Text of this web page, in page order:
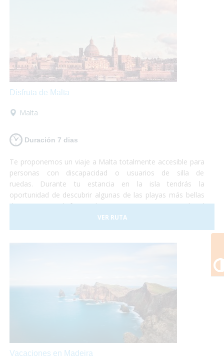
Disfruta de Malta
Malta
Duración 7 dias
Te proponemos un viaje a Malta totalmente accesible para
personas con discapacidad o usuarios de silla de
ruedas. Durante tu estancia en la isla tendrás la
oportunidad de descubrir algunas de las playas más bellas
de Europa y disfrutar de un gran patrimonio cultural
perfectamente conservado. Malta consta con tres islas
principales llamadas Malta, Gozo y Comino. No lo dudes
VER RUTA
Vacaciones en Madeira